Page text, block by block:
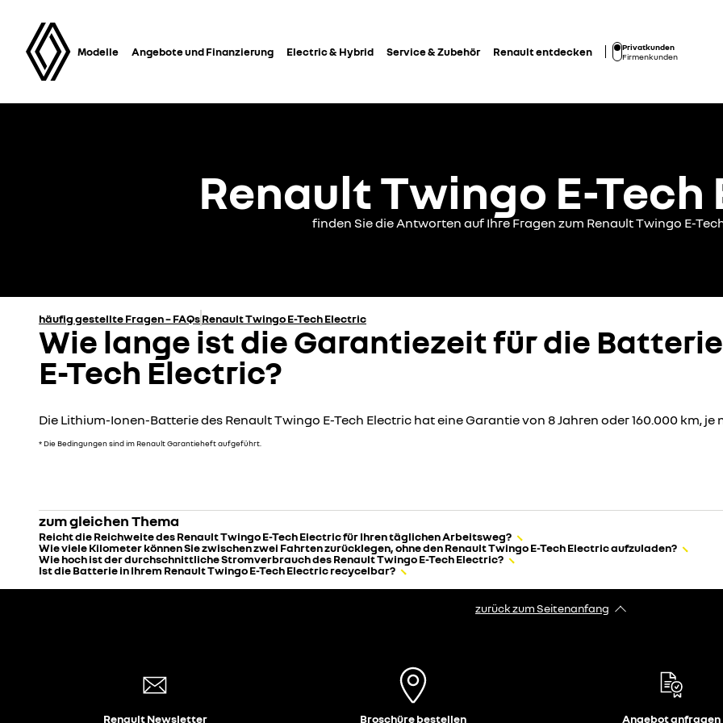
Modelle Angebote und Finanzierung Electric & Hybrid Service & Zubehör Renault entdecken
Privatkunden
Firmenkunden
Renault Twingo E-
finden Sie die Antworten auf Ihre Fragen zum Renault Twingo E-
häufig gestellte Fragen – FAQsRenault Twingo E-Tech Electric
Wie lange ist die Garantiezeit für die
E-Tech Electric?
Die Lithium-Ionen-Batterie des Renault Twingo E-Tech Electric hat eine Garantie von 8 Jahren oder 160.000 km,
* Die Bedingungen sind im Renault Garantieheft aufgeführt.
zum gleichen Thema
Reicht die Reichweite des Renault Twingo E-Tech Electric für Ihren täglichen Arbeitsweg?
Wie viele Kilometer können Sie zwischen zwei Fahrten zurücklegen, ohne den Renault Twingo E-Tech Electric aufzuladen?
Wie hoch ist der durchschnittliche Stromverbrauch des Renault Twingo E-Tech Electric?
Ist die Batterie in Ihrem Renault Twingo E-Tech Electric recycelbar?
zurück zum Seitenanfang
Renault Newsletter Broschüre bestellen Angebot anfragen